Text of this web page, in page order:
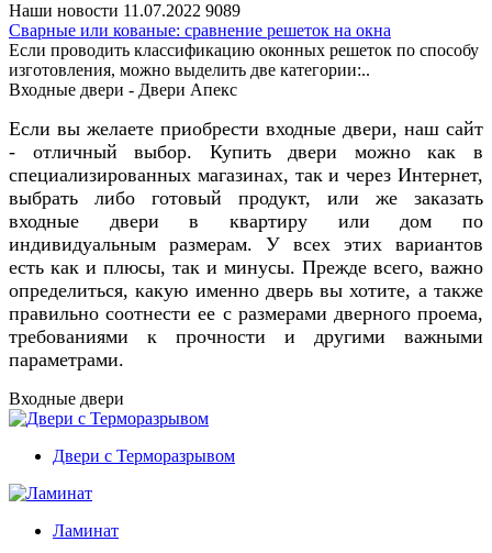
Наши новости 11.07.2022 9089
Сварные или кованые: сравнение решеток на окна
Если проводить классификацию оконных решеток по способу
изготовления, можно выделить две категории:..
Входные двери - Двери Апекс
Если вы желаете приобрести входные двери, наш сайт
- отличный выбор. Купить двери можно как в
специализированных магазинах, так и через Интернет,
выбрать либо готовый продукт, или же заказать
входные двери в квартиру или дом по
индивидуальным размерам. У всех этих вариантов
есть как и плюсы, так и минусы. Прежде всего, важно
определиться, какую именно дверь вы хотите, а также
правильно соотнести ее с размерами дверного проема,
требованиями к прочности и другими важными
параметрами.
Входные двери
Двери с Терморазрывом
Ламинат